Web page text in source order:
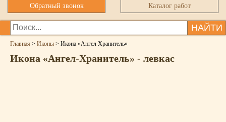
Обратный звонок Каталог работ
НАЙТИ
Главная > Иконы > Икона «Ангел Хранитель»
Икона «Ангел-Хранитель» - левкас